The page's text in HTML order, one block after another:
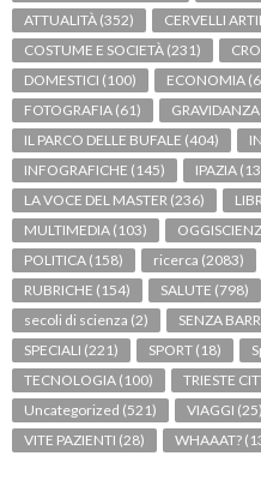
ATTUALITÀ (352) CERVELLI
COSTUME E SOCIETÀ (231)
DOMESTICI (100) ECONOMIA
FOTOGRAFIA (61)
IL PARCO DELLE BUFALE (404)
INFOGRAFICHE (145) IPAZIA
LA VOCE DEL MASTER (236)
MULTIMEDIA (103)
POLITICA (158) ricerca (2083)
RUBRICHE (154) SALUTE (798)
secoli di scienza (2) SENZA
SPECIALI (221) SPORT (18)
TECNOLOGIA (100) TRIESTE
Uncategorized (521) VIAGGI (25)
VITE PAZIENTI (28) WHAAAT?